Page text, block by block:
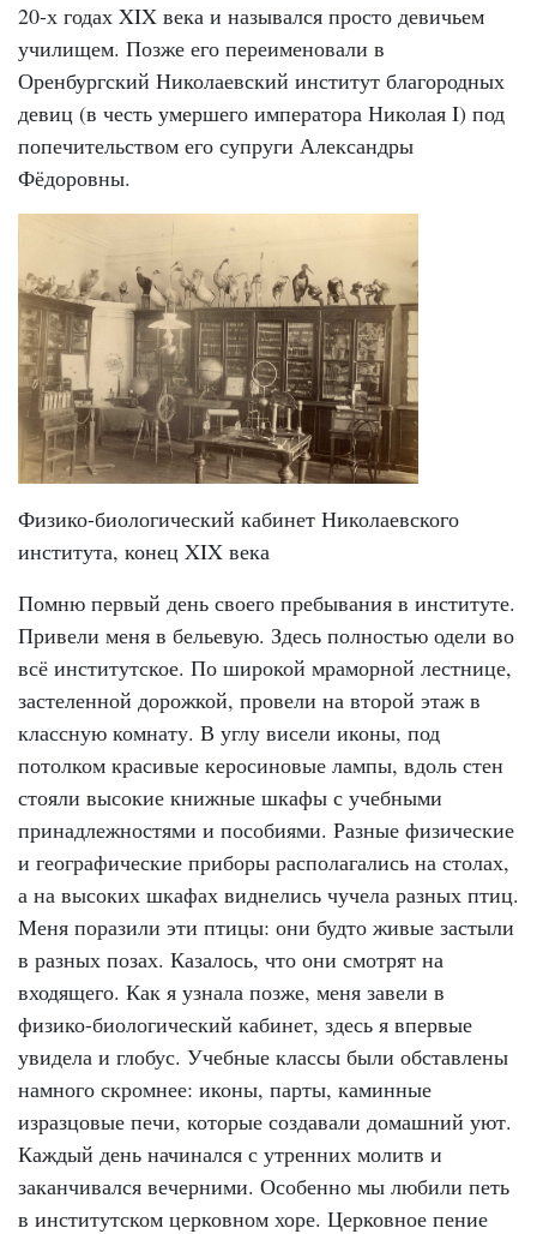
20-х годах XIX века и назывался просто девичьем
училищем. Позже его переименовали в
Оренбургский Николаевский институт благородных
девиц (в честь умершего императора Николая I) под
попечительством его супруги Александры
Фёдоровны.
Физико-биологический кабинет Николаевского
института, конец XIX века
Помню первый день своего пребывания в институте.
Привели меня в бельевую. Здесь полностью одели во
всё институтское. По широкой мраморной лестнице,
застеленной дорожкой, провели на второй этаж в
классную комнату. В углу висели иконы, под
потолком красивые керосиновые лампы, вдоль стен
стояли высокие книжные шкафы с учебными
принадлежностями и пособиями. Разные физические
и географические приборы располагались на столах,
а на высоких шкафах виднелись чучела разных птиц.
Меня поразили эти птицы: они будто живые застыли
в разных позах. Казалось, что они смотрят на
входящего. Как я узнала позже, меня завели в
физико-биологический кабинет, здесь я впервые
увидела и глобус. Учебные классы были обставлены
намного скромнее: иконы, парты, каминные
изразцовые печи, которые создавали домашний уют.
Каждый день начинался с утренних молитв и
заканчивался вечерними. Особенно мы любили петь
в институтском церковном хоре. Церковное пение